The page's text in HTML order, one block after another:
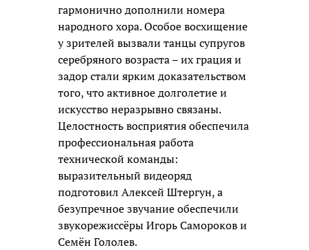
гармонично дополнили номера
народного хора. Особое восхищение
у зрителей вызвали танцы супругов
серебряного возраста – их грация и
задор стали ярким доказательством
того, что активное долголетие и
искусство неразрывно связаны.
Целостность восприятия обеспечила
профессиональная работа
технической команды:
выразительный видеоряд
подготовил Алексей Штергун, а
безупречное звучание обеспечили
звукорежиссёры Игорь Самороков и
Семён Гололев.